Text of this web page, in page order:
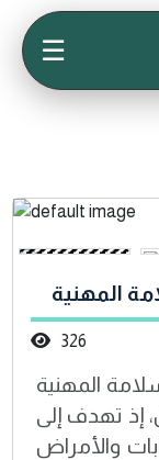
☰
المهنية
326
المهنية
إذ تهدف إلى
والأمراض